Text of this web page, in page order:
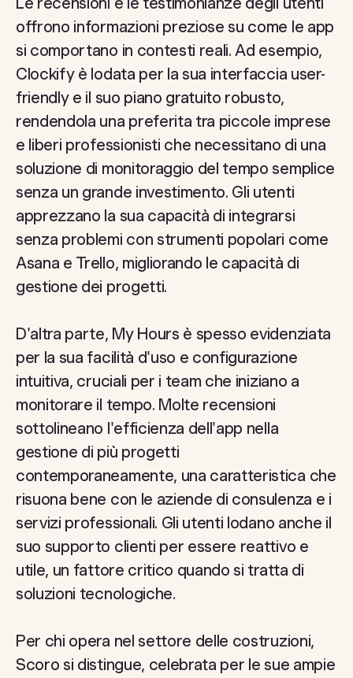
offrono informazioni preziose su come le app
si comportano in contesti reali. Ad esempio,
Clockify è lodata per la sua interfaccia user-
friendly e il suo piano gratuito robusto,
rendendola una preferita tra piccole imprese
e liberi professionisti che necessitano di una
soluzione di monitoraggio del tempo semplice
senza un grande investimento. Gli utenti
apprezzano la sua capacità di integrarsi
senza problemi con strumenti popolari come
Asana e Trello, migliorando le capacità di
gestione dei progetti.
D'altra parte, My Hours è spesso evidenziata
per la sua facilità d'uso e configurazione
intuitiva, cruciali per i team che iniziano a
monitorare il tempo. Molte recensioni
sottolineano l'efficienza dell'app nella
gestione di più progetti
contemporaneamente, una caratteristica che
risuona bene con le aziende di consulenza e i
servizi professionali. Gli utenti lodano anche il
suo supporto clienti per essere reattivo e
utile, un fattore critico quando si tratta di
soluzioni tecnologiche.
Per chi opera nel settore delle costruzioni,
Scoro si distingue, celebrata per le sue ampie